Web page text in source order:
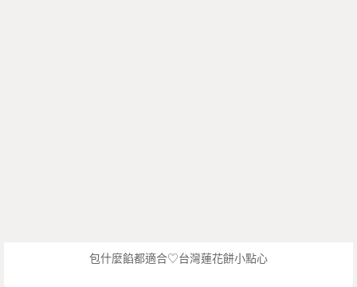
包什麼餡都適合♡台灣蓮花餅小點心